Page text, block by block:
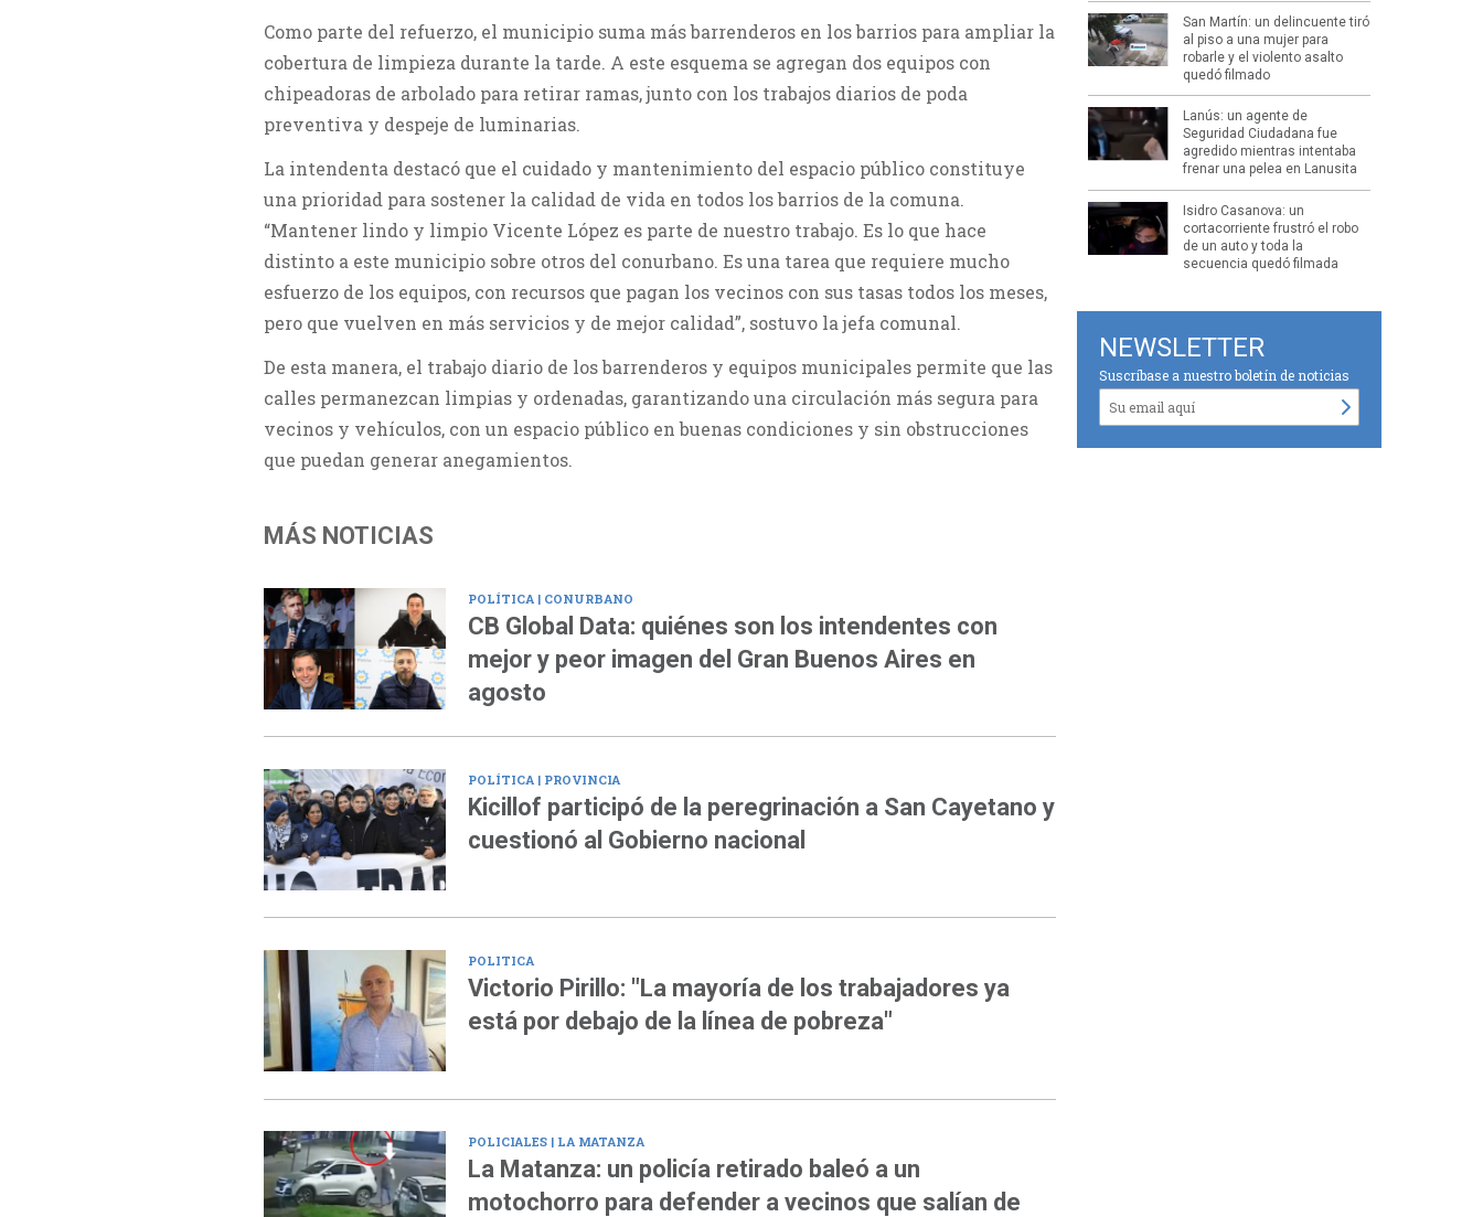
Como parte del refuerzo, el municipio suma más barrenderos en los barrios para ampliar la
cobertura de limpieza durante la tarde. A este esquema se agregan dos equipos con
chipeadoras de arbolado para retirar ramas, junto con los trabajos diarios de poda
preventiva y despeje de luminarias.
La intendenta destacó que el cuidado y mantenimiento del espacio público constituye
una prioridad para sostener la calidad de vida en todos los barrios de la comuna.
“Mantener lindo y limpio Vicente López es parte de nuestro trabajo. Es lo que hace
distinto a este municipio sobre otros del conurbano. Es una tarea que requiere mucho
esfuerzo de los equipos, con recursos que pagan los vecinos con sus tasas todos los meses,
pero que vuelven en más servicios y de mejor calidad”, sostuvo la jefa comunal.
De esta manera, el trabajo diario de los barrenderos y equipos municipales permite que las
calles permanezcan limpias y ordenadas, garantizando una circulación más segura para
vecinos y vehículos, con un espacio público en buenas condiciones y sin obstrucciones
que puedan generar anegamientos.
MÁS NOTICIAS
POLÍTICA | CONURBANO
CB Global Data: quiénes son los intendentes con
mejor y peor imagen del Gran Buenos Aires en
agosto
POLÍTICA | PROVINCIA
Kicillof participó de la peregrinación a San Cayetano y
cuestionó al Gobierno nacional
POLITICA
Victorio Pirillo: "La mayoría de los trabajadores ya
está por debajo de la línea de pobreza"
POLICIALES | LA MATANZA
La Matanza: un policía retirado baleó a un
motochorro para defender a vecinos que salían de
San Martín: un delincuente tiró
al piso a una mujer para
robarle y el violento asalto
quedó filmado
Lanús: un agente de
Seguridad Ciudadana fue
agredido mientras intentaba
frenar una pelea en Lanusita
Isidro Casanova: un
cortacorriente frustró el robo
de un auto y toda la
secuencia quedó filmada
NEWSLETTER
Suscríbase a nuestro boletín de noticias